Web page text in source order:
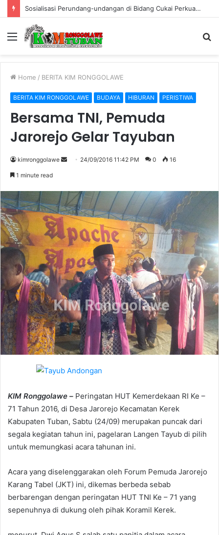
Sosialisasi Perundang-undangan di Bidang Cukai Perkuat Komitmen Berantas Rokok Ilegal di Kabupaten Tuban
Menu
Home / BERITA KIM RONGGOLAWE
BERITA KIM RONGGOLAWE BUDAYA HIBURAN PERISTIWA
Bersama TNI, Pemuda
Jarorejo Gelar Tayuban
kimronggolawe
d
a
n
e
24/09/2016 11:42 PM 0 16
1 minute read
KIM Ronggolawe – Peringatan HUT Kemerdekaan RI Ke –
71 Tahun 2016, di Desa Jarorejo Kecamatan Kerek
Kabupaten Tuban, Sabtu (24/09) merupakan puncak dari
segala kegiatan tahun ini, pagelaran Langen Tayub di pilih
untuk memungkasi acara tahunan ini.
Acara yang diselenggarakan oleh Forum Pemuda Jarorejo
Karang Tabel (JKT) ini, dikemas berbeda sebab
berbarengan dengan peringatan HUT TNI Ke – 71 yang
sepenuhnya di dukung oleh pihak Koramil Kerek.